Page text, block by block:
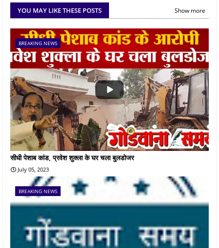
YOU MAY LIKE THESE POSTS Show more
BREAKING NEWS
सीधी पेशाब कांड, प्रवेश शुक्ला के घर चला बुलडोजर
July 05, 2023
BREAKING NEWS